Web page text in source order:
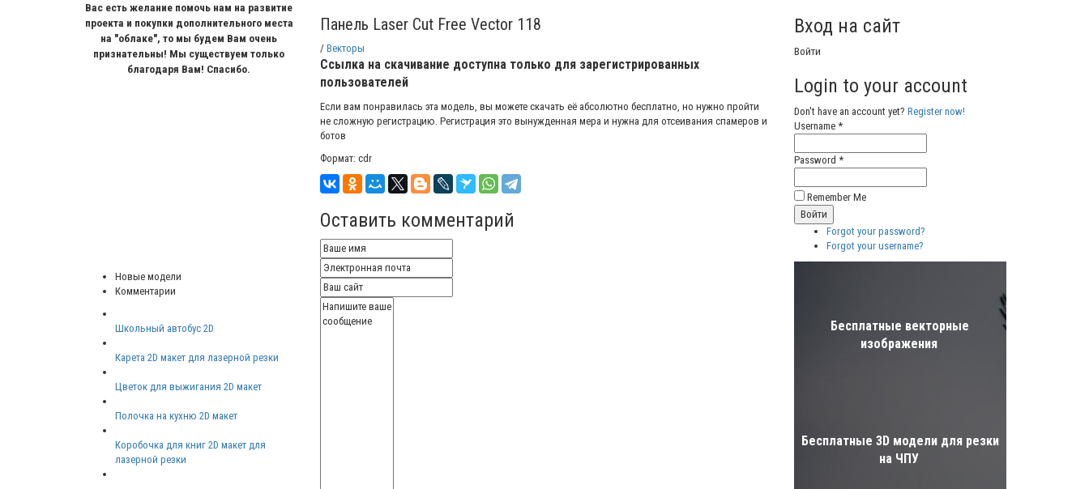
Вас есть желание помочь нам на развитие
проекта и покупки дополнительного места
на "облаке", то мы будем Вам очень
признательны! Мы существуем только
благодаря Вам! Спасибо.
Новые модели
Комментарии
Школьный автобус 2D
Карета 2D макет для лазерной резки
Цветок для выжигания 2D макет
Полочка на кухню 2D макет
Коробочка для книг 2D макет для
лазерной резки
Панель Laser Cut Free Vector 118
/ Векторы
Ссылка на скачивание доступна только для зарегистрированных
пользователей
Если вам понравилась эта модель, вы можете скачать её абсолютно бесплатно, но нужно пройти
не сложную регистрацию. Регистрация это вынужденная мера и нужна для отсеивания спамеров и
ботов
Формат: cdr
Оставить комментарий
Вход на сайт
Войти
Login to your account
Don't have an account yet? Register now!
Username *
Password *
Remember Me
Forgot your password?
Forgot your username?
Бесплатные векторные
изображения
Бесплатные 3D модели для резки
на ЧПУ